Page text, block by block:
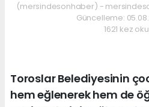
(mersindesonhaber) -
Güncelleme:
1621 kez
Toroslar Belediyesinin
hem eğlenerek hem de